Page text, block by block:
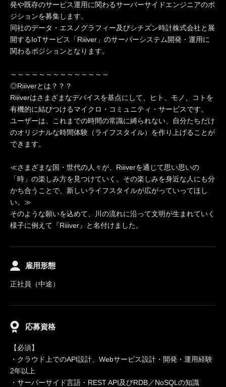
発や既存のサービス運用に関わるサーバーサイドエンジニアのポ
ジションを募集します。
同社のデータ・エスノグラフィー及びシチズン時計株式会社と展
開するIoTサービス「Riiiver」のサーバーシステム開発・運用に
関わるポジションとなります。
～～～～～～～～～～～～～～
◎Riiiverとは？？？
Riiiverはさまざまなデバイスを基点にして、ヒト、モノ、コトを
有機的に結びつけるマイクロ・コミュニティ・サービスです。
ユーザーは、これまでの時間の常識に縛られない、自分たちだけ
のオリジナルな時間体験（ライフスタイル）を作り上げることが
できます。
≪さまざまな国・世代の人々が、Riiiverを通じて思い思いの
「時」の楽しみ方を見つけていく。その楽しみを身近な人にも分
かち合うことで、新しいライフスタイルが広がっていってほし
い。≫
そのような願いを込めて、川の流れに沿って文明が生まれていく
様子に例えて『Riiiver』と名付けました。
雇用形態
正社員（中途）
応募資格
【必須】
・クラウド上でのAPI設計、Webサービス設計・開発・運用経験
2年以上
・サーバーサイド言語・REST API及びRDB／NoSQLの知識